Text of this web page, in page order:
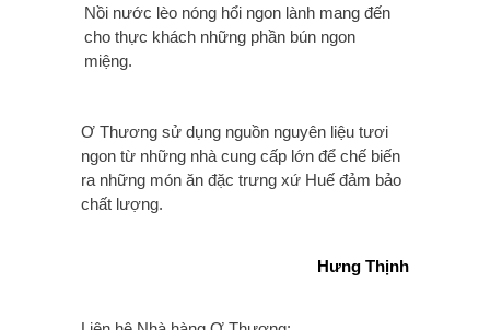
Nồi nước lèo nóng hổi ngon lành mang đến
cho thực khách những phần bún ngon
miệng.
Ơ Thương sử dụng nguồn nguyên liệu tươi
ngon từ những nhà cung cấp lớn để chế biến
ra những món ăn đặc trưng xứ Huế đảm bảo
chất lượng.
Hưng Thịnh